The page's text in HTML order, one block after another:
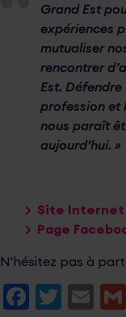
Grand Est
expériences
mutualiser
rencontrer
Est.
profession et
nous paraît
aujourd’hui. »
Site Internet
Page
N'hésitez pas à